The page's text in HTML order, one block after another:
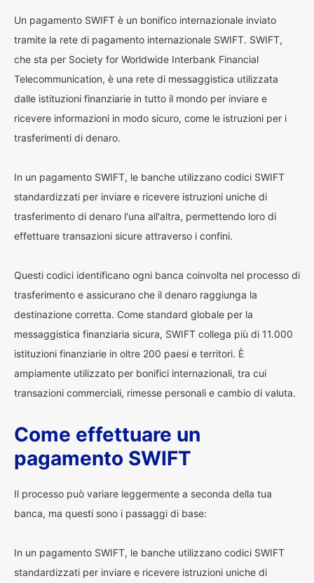
Un pagamento SWIFT è un bonifico internazionale inviato
tramite la rete di pagamento internazionale SWIFT. SWIFT,
che sta per Society for Worldwide Interbank Financial
Telecommunication, è una rete di messaggistica utilizzata
dalle istituzioni finanziarie in tutto il mondo per inviare e
ricevere informazioni in modo sicuro, come le istruzioni per i
trasferimenti di denaro.
In un pagamento SWIFT, le banche utilizzano codici SWIFT
standardizzati per inviare e ricevere istruzioni uniche di
trasferimento di denaro l'una all'altra, permettendo loro di
effettuare transazioni sicure attraverso i confini.
Questi codici identificano ogni banca coinvolta nel processo di
trasferimento e assicurano che il denaro raggiunga la
destinazione corretta. Come standard globale per la
messaggistica finanziaria sicura, SWIFT collega più di 11.000
istituzioni finanziarie in oltre 200 paesi e territori. È
ampiamente utilizzato per bonifici internazionali, tra cui
transazioni commerciali, rimesse personali e cambio di valuta.
Come effettuare un
pagamento SWIFT
Il processo può variare leggermente a seconda della tua
banca, ma questi sono i passaggi di base:
In un pagamento SWIFT, le banche utilizzano codici SWIFT
standardizzati per inviare e ricevere istruzioni uniche di